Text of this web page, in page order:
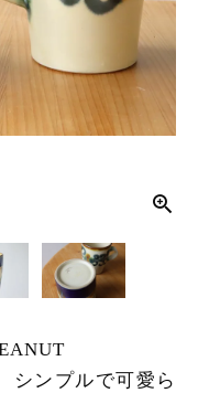
シンプルで可愛ら